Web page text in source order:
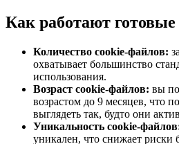
Как работают готовые
Количество cookie-файлов:
охватывает большинство
использования.
Возраст cookie-файлов: вы
возрастом до 9 месяцев, что
выглядеть так, будто они
Уникальность cookie-
уникален, что снижает риски